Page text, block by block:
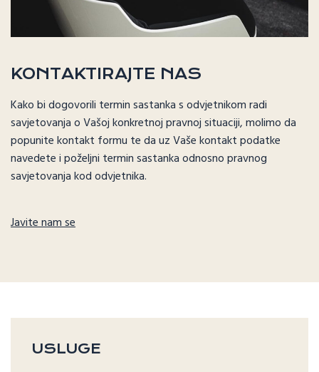
KONTAKTIRAJTE NAS
Kako bi dogovorili termin sastanka s odvjetnikom radi
savjetovanja o Vašoj konkretnoj pravnoj situaciji, molimo da
popunite kontakt formu te da uz Vaše kontakt podatke
navedete i poželjni termin sastanka odnosno pravnog
savjetovanja kod odvjetnika.
Javite nam se
USLUGE